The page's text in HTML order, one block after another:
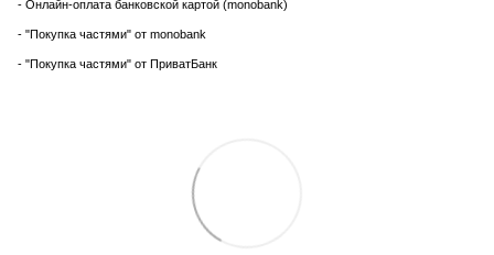
- Онлайн-оплата банковской картой (monobank)
- "Покупка частями" от monobank
- "Покупка частями" от ПриватБанк